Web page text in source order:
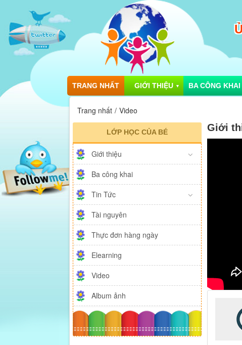
TRANG NHẤT GIỚI THIỆU ▼ BA CÔNG KHAI
Trang nhất Video
Giới
LỚP HỌC CỦA BÉ
Giới thiệu
Ba công khai
Tin Tức
Tài nguyên
Thực đơn hàng ngày
Elearning
Video
Album ảnh